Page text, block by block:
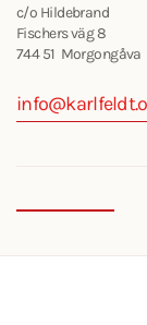
c/o Hildebrand
Fischers väg 8
744 51 Morgongåva